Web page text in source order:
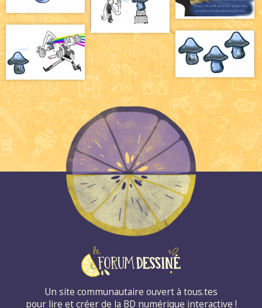
Un site communautaire ouvert à tous.tes
pour lire et créer de la BD numérique interactive !